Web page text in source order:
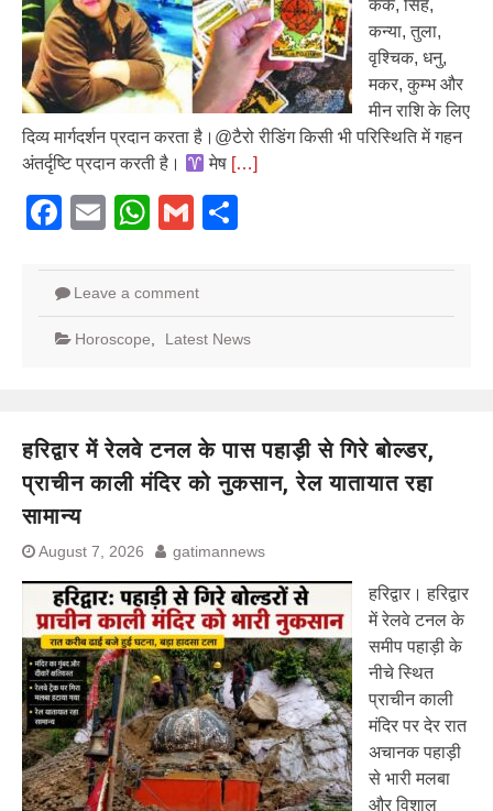
कर्क, सिंह,
कन्या, तुला,
वृश्चिक, धनु,
मकर, कुम्भ और
मीन राशि के लिए
दिव्य मार्गदर्शन प्रदान करता है।@टैरो रीडिंग किसी भी परिस्थिति में गहन
अंतर्दृष्टि प्रदान करती है।
मेष […]
Facebook
EmailWhatsApp
Gmail
Leave a comment
Horoscope Latest News
हरिद्वार में रेलवे टनल के पास पहाड़ी से गिरे बोल्डर,
प्राचीन काली मंदिर को नुकसान, रेल यातायात रहा
सामान्य
August 7, 2026 gatimannews
हरिद्वार। हरिद्वार
में रेलवे टनल के
समीप पहाड़ी के
नीचे स्थित
प्राचीन काली
मंदिर पर देर रात
अचानक पहाड़ी
से भारी मलबा
और विशाल